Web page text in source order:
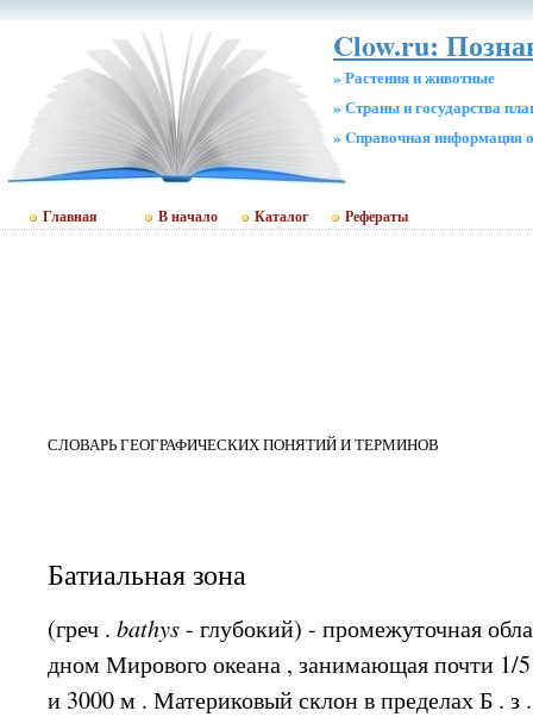
Clow.ru:
» Растения и животные
» Страны и государства
» Cправочная информация
Главная В начало Каталог Рефераты
СЛОВАРЬ ГЕОГРАФИЧЕСКИХ ПОНЯТИЙ И ТЕРМИНОВ
Батиальная зона
(греч .bathys- глубокий) - промежуточная
дном Мирового океана , занимающая почти 1/
и 3000 м . Материковый склон в пределах Б . з